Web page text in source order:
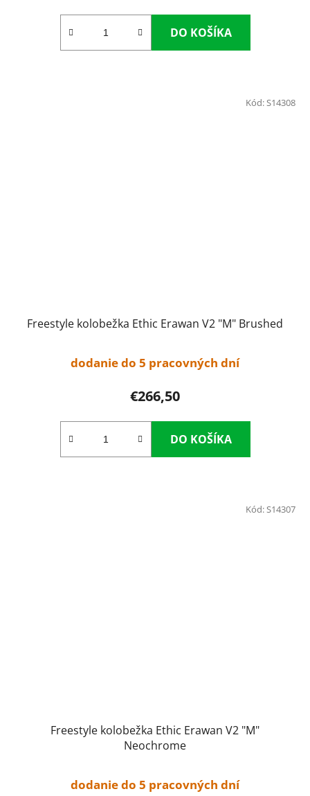
DO KOŠÍKA
Freestyle kolobežka Ethic Erawan V2 "M" Brushed
dodanie do 5 pracovných dní
€266,50
DO KOŠÍKA
Kód:S14308
Freestyle kolobežka Ethic Erawan V2 "M"
Neochrome
dodanie do 5 pracovných dní
Kód:S14307